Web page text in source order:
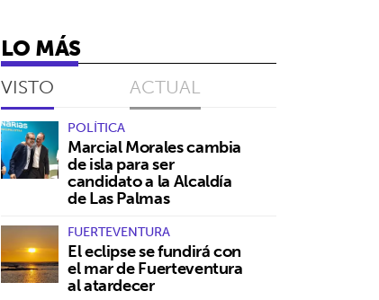
LO MÁS
VISTO ACTUAL
POLÍTICA
Marcial Morales cambia
de isla para ser
candidato a la Alcaldía
de Las Palmas
FUERTEVENTURA
El eclipse se fundirá con
el mar de Fuerteventura
al atardecer